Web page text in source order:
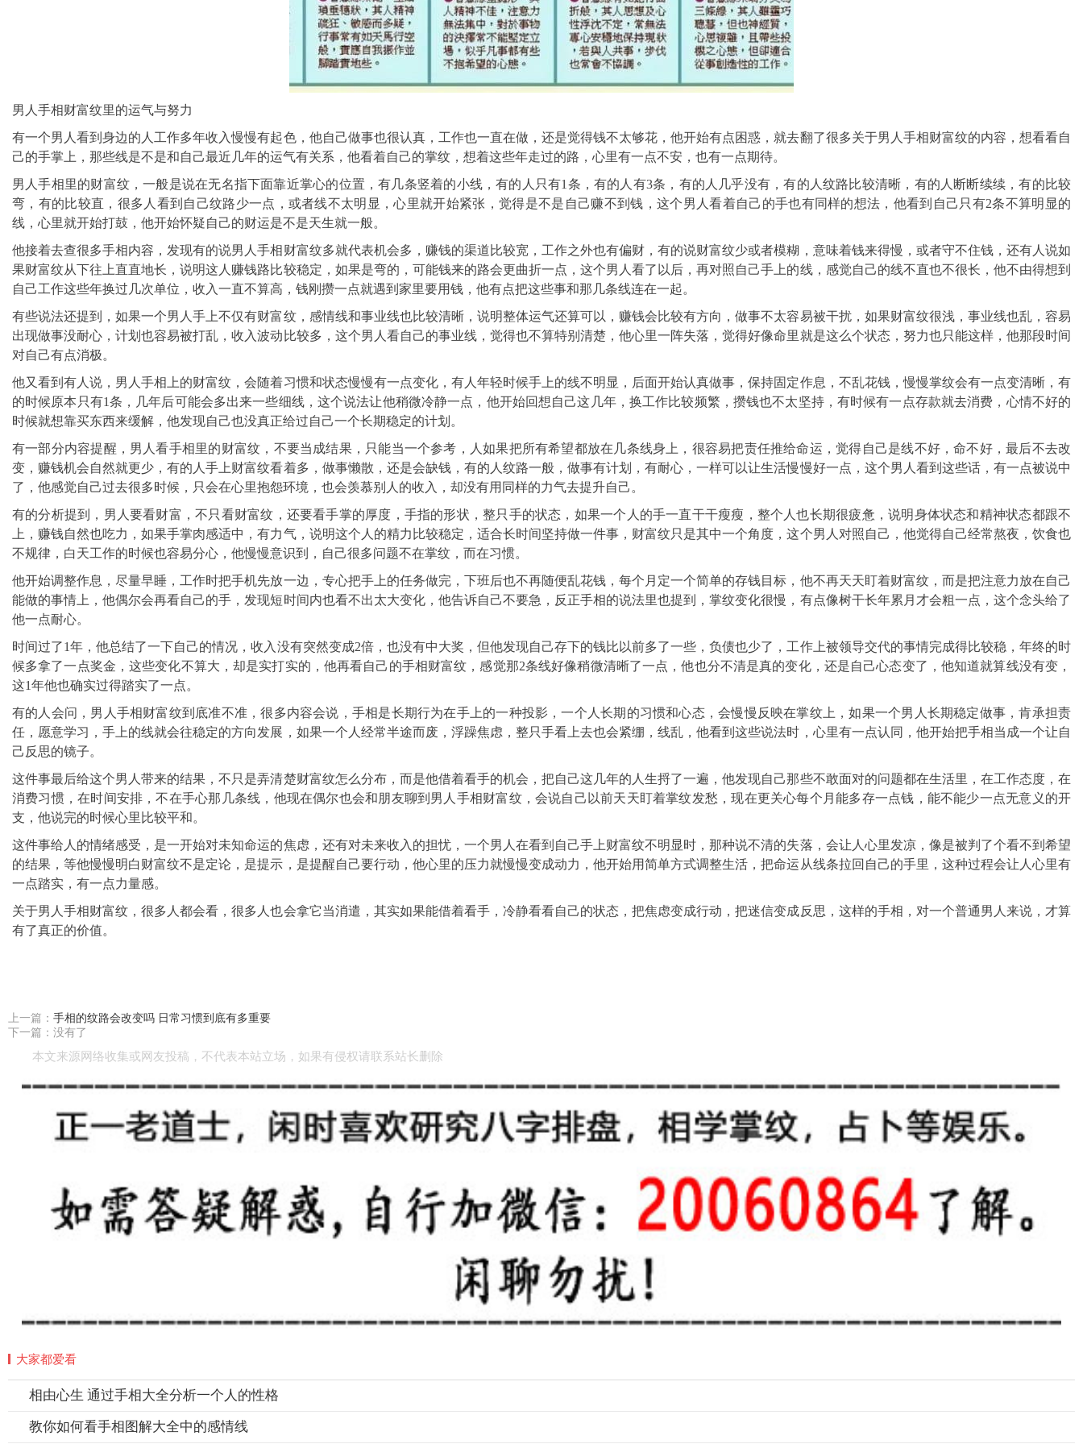
男人手相财富纹里的运气与努力
有一个男人看到身边的人工作多年收入慢慢有起色，他自己做事也很认真，工作也一直在做，还是觉得钱不太够花，他开始有点困惑，就去翻了很多关于男人手相财富纹的内容，想看看自
己的手掌上，那些线是不是和自己最近几年的运气有关系，他看着自己的掌纹，想着这些年走过的路，心里有一点不安，也有一点期待。
男人手相里的财富纹，一般是说在无名指下面靠近掌心的位置，有几条竖着的小线，有的人只有1条，有的人有3条，有的人几乎没有，有的人纹路比较清晰，有的人断断续续，有的比较
弯，有的比较直，很多人看到自己纹路少一点，或者线不太明显，心里就开始紧张，觉得是不是自己赚不到钱，这个男人看着自己的手也有同样的想法，他看到自己只有2条不算明显的
线，心里就开始打鼓，他开始怀疑自己的财运是不是天生就一般。
他接着去查很多手相内容，发现有的说男人手相财富纹多就代表机会多，赚钱的渠道比较宽，工作之外也有偏财，有的说财富纹少或者模糊，意味着钱来得慢，或者守不住钱，还有人说如
果财富纹从下往上直直地长，说明这人赚钱路比较稳定，如果是弯的，可能钱来的路会更曲折一点，这个男人看了以后，再对照自己手上的线，感觉自己的线不直也不很长，他不由得想到
自己工作这些年换过几次单位，收入一直不算高，钱刚攒一点就遇到家里要用钱，他有点把这些事和那几条线连在一起。
有些说法还提到，如果一个男人手上不仅有财富纹，感情线和事业线也比较清晰，说明整体运气还算可以，赚钱会比较有方向，做事不太容易被干扰，如果财富纹很浅，事业线也乱，容易
出现做事没耐心，计划也容易被打乱，收入波动比较多，这个男人看自己的事业线，觉得也不算特别清楚，他心里一阵失落，觉得好像命里就是这么个状态，努力也只能这样，他那段时间
对自己有点消极。
他又看到有人说，男人手相上的财富纹，会随着习惯和状态慢慢有一点变化，有人年轻时候手上的线不明显，后面开始认真做事，保持固定作息，不乱花钱，慢慢掌纹会有一点变清晰，有
的时候原本只有1条，几年后可能会多出来一些细线，这个说法让他稍微冷静一点，他开始回想自己这几年，换工作比较频繁，攒钱也不太坚持，有时候有一点存款就去消费，心情不好的
时候就想靠买东西来缓解，他发现自己也没真正给过自己一个长期稳定的计划。
有一部分内容提醒，男人看手相里的财富纹，不要当成结果，只能当一个参考，人如果把所有希望都放在几条线身上，很容易把责任推给命运，觉得自己是线不好，命不好，最后不去改
变，赚钱机会自然就更少，有的人手上财富纹看着多，做事懒散，还是会缺钱，有的人纹路一般，做事有计划，有耐心，一样可以让生活慢慢好一点，这个男人看到这些话，有一点被说中
了，他感觉自己过去很多时候，只会在心里抱怨环境，也会羡慕别人的收入，却没有用同样的力气去提升自己。
有的分析提到，男人要看财富，不只看财富纹，还要看手掌的厚度，手指的形状，整只手的状态，如果一个人的手一直干干瘦瘦，整个人也长期很疲惫，说明身体状态和精神状态都跟不
上，赚钱自然也吃力，如果手掌肉感适中，有力气，说明这个人的精力比较稳定，适合长时间坚持做一件事，财富纹只是其中一个角度，这个男人对照自己，他觉得自己经常熬夜，饮食也
不规律，白天工作的时候也容易分心，他慢慢意识到，自己很多问题不在掌纹，而在习惯。
他开始调整作息，尽量早睡，工作时把手机先放一边，专心把手上的任务做完，下班后也不再随便乱花钱，每个月定一个简单的存钱目标，他不再天天盯着财富纹，而是把注意力放在自己
能做的事情上，他偶尔会再看自己的手，发现短时间内也看不出太大变化，他告诉自己不要急，反正手相的说法里也提到，掌纹变化很慢，有点像树干长年累月才会粗一点，这个念头给了
他一点耐心。
时间过了1年，他总结了一下自己的情况，收入没有突然变成2倍，也没有中大奖，但他发现自己存下的钱比以前多了一些，负债也少了，工作上被领导交代的事情完成得比较稳，年终的时
候多拿了一点奖金，这些变化不算大，却是实打实的，他再看自己的手相财富纹，感觉那2条线好像稍微清晰了一点，他也分不清是真的变化，还是自己心态变了，他知道就算线没有变，
这1年他也确实过得踏实了一点。
有的人会问，男人手相财富纹到底准不准，很多内容会说，手相是长期行为在手上的一种投影，一个人长期的习惯和心态，会慢慢反映在掌纹上，如果一个男人长期稳定做事，肯承担责
任，愿意学习，手上的线就会往稳定的方向发展，如果一个人经常半途而废，浮躁焦虑，整只手看上去也会紧绷，线乱，他看到这些说法时，心里有一点认同，他开始把手相当成一个让自
己反思的镜子。
这件事最后给这个男人带来的结果，不只是弄清楚财富纹怎么分布，而是他借着看手的机会，把自己这几年的人生捋了一遍，他发现自己那些不敢面对的问题都在生活里，在工作态度，在
消费习惯，在时间安排，不在手心那几条线，他现在偶尔也会和朋友聊到男人手相财富纹，会说自己以前天天盯着掌纹发愁，现在更关心每个月能多存一点钱，能不能少一点无意义的开
支，他说完的时候心里比较平和。
这件事给人的情绪感受，是一开始对未知命运的焦虑，还有对未来收入的担忧，一个男人在看到自己手上财富纹不明显时，那种说不清的失落，会让人心里发凉，像是被判了个看不到希望
的结果，等他慢慢明白财富纹不是定论，是提示，是提醒自己要行动，他心里的压力就慢慢变成动力，他开始用简单方式调整生活，把命运从线条拉回自己的手里，这种过程会让人心里有
一点踏实，有一点力量感。
关于男人手相财富纹，很多人都会看，很多人也会拿它当消遣，其实如果能借着看手，冷静看看自己的状态，把焦虑变成行动，把迷信变成反思，这样的手相，对一个普通男人来说，才算
有了真正的价值。
上一篇： 手相的纹路会改变吗 日常习惯到底有多重要
下一篇：没有了
本文来源网络收集或网友投稿，不代表本站立场，如果有侵权请联系站长删除
大家都爱看
相由心生 通过手相大全分析一个人的性格
教你如何看手相图解大全中的感情线